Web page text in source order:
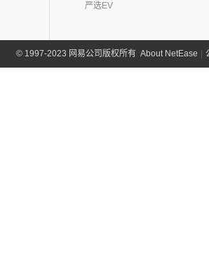
严选EV
©1997-2023 网易公司版权所有 About NetEase